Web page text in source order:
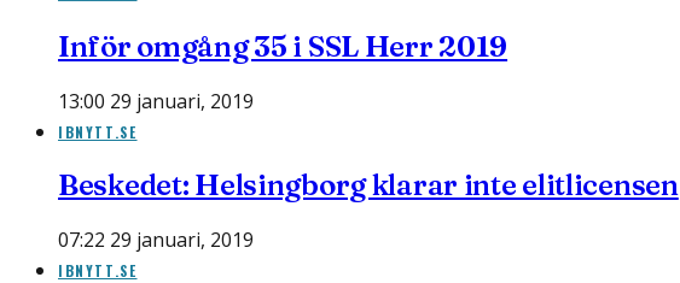
Inför omgång 35 i SSL Herr 2019
13:00 29 januari, 2019
IBNYTT.SE
Beskedet: Helsingborg klarar inte elitlicensen
07:22 29 januari, 2019
IBNYTT.SE